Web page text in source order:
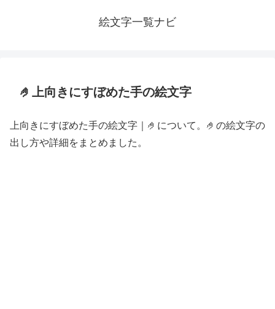
絵文字一覧ナビ
🤌上向きにすぼめた手の絵文字
上向きにすぼめた手の絵文字｜🤌について。🤌の絵文字の
出し方や詳細をまとめました。